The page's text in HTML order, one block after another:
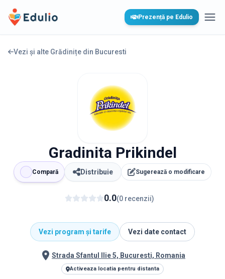
Edulio Prezență pe Edulio
Vezi și alte Grădinițe din Bucuresti
Gradinita Prikindel
Compară Distribuie Sugerează o modificare
0.0(0 recenzii)
Vezi program și tarife Vezi date contact
Strada Sfantul Ilie 5, Bucuresti, Romania
Activeaza locatia pentru distanta